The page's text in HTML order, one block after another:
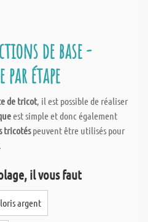
de base -
étape
de tricot, il est possible de réaliser
est simple et donc également
tricotéspeuvent être utilisés pour
il vous faut
argent